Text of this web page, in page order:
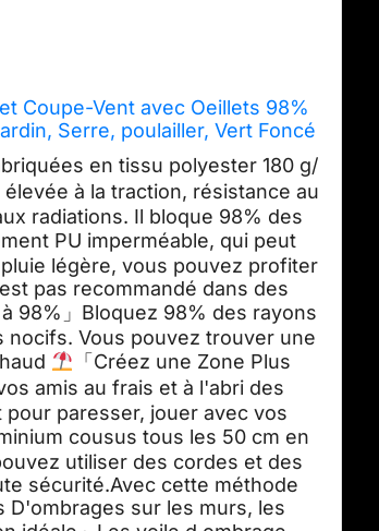
Coupe-Vent avec Oeillets 98%
Serre, poulailler, Vert Foncé
en tissu polyester 180 g/
à la traction, résistance au
radiations. Il bloque 98% des
PU imperméable, qui peut
légère, vous pouvez profiter
pas recommandé dans des
à 98%」Bloquez 98% des rayons
nocifs. Vous pouvez trouver une
「Créez une Zone Plus
amis au frais et à l'abri des
paresser, jouer avec vos
cousus tous les 50 cm en
utiliser des cordes et des
sécurité.Avec cette méthode
D'ombrages sur les murs, les